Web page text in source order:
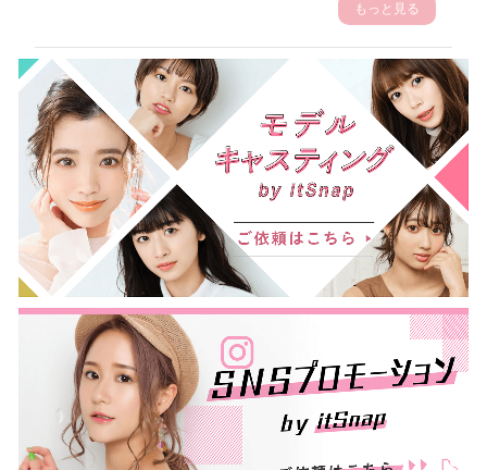
もっと見る